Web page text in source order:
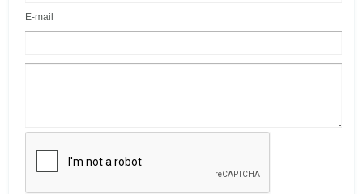
E-mail